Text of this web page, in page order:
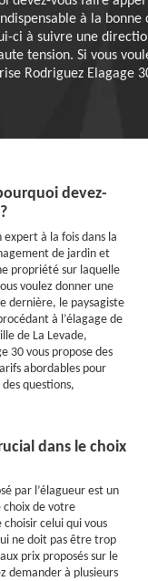
à la
ci à suivre une
tension. Si vous
Rodriguez Elagage
devez-
expert à la fois dans la
de jardin et
propriété sur laquelle
voulez donner une
dernière, le paysagiste
à l’élagage de
de La Levade,
30 vous propose des
abordables pour
questions,
dans le choix
par l’élagueur est un
de votre
celui qui vous
ne doit pas être trop
prix proposés sur le
demander à plusieurs